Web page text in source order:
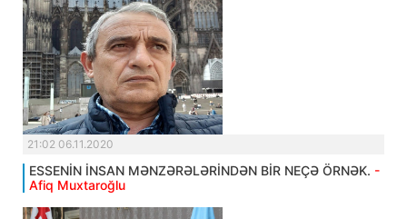
21:02 06.11.2020
ESSENİN İNSAN MƏNZƏRƏLƏRİNDƏN BİR NEÇƏ ÖRNƏK. -
Afiq Muxtaroğlu